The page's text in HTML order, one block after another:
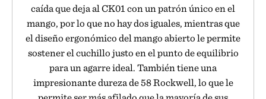
caída que deja al CK01 con un patrón único en el
mango, por lo que no hay dos iguales, mientras que
el diseño ergonómico del mango abierto le permite
sostener el cuchillo justo en el punto de equilibrio
para un agarre ideal. También tiene una
impresionante dureza de 58 Rockwell, lo que le